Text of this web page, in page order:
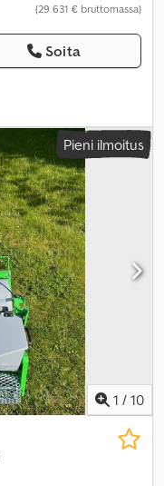
(29 631 € bruttomassa)
Soita
Pieni ilmoitus
1 / 10